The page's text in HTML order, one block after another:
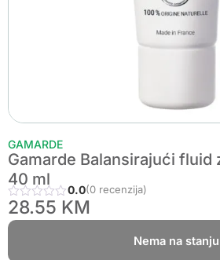
GAMARDE
Gamarde Balansirajući fluid
40 ml
0.0(0 recenzija)
28.55 KM
Nema na stanju